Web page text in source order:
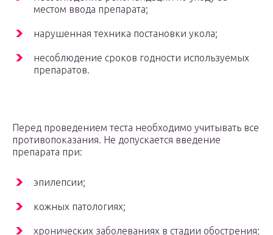
местом ввода препарата;
нарушенная техника постановки укола;
несоблюдение сроков годности используемых
препаратов.
Перед проведением теста необходимо учитывать все
противопоказания. Не допускается введение
препарата при:
эпилепсии;
кожных патологиях;
хронических заболеваниях в стадии обострения;